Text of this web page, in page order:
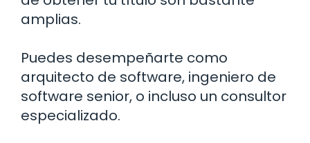
amplias.
Puedes desempeñarte como
arquitecto de software, ingeniero de
software senior, o incluso un consultor
especializado.